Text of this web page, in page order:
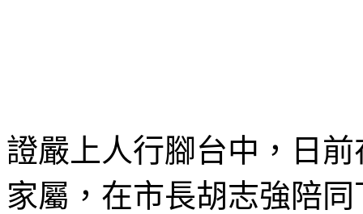
證嚴上人行腳台中，日
家屬，在市長胡志強陪